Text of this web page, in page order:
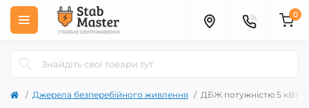
0
Джерела безперебійного живлення ДБЖ потужністю 5 кВт